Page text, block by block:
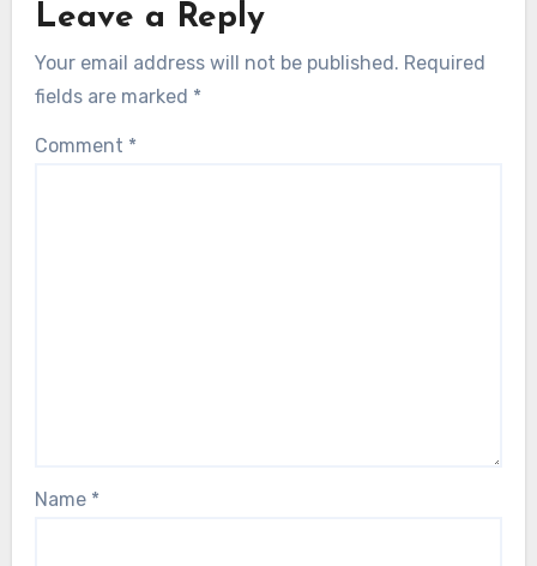
Leave a Reply
Your email address will not be published. Required
fields are marked *
Comment *
Name *